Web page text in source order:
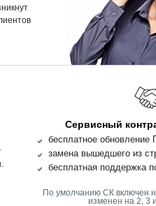
Сервисный
бесплатное обновление
замена вышедшего из
бесплатная поддержка
По умолчанию СК включен
изменен на 2, 3